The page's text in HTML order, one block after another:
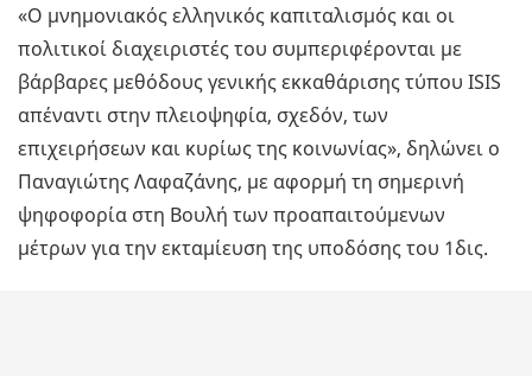
«Ο μνημονιακός ελληνικός καπιταλισμός και οι
πολιτικοί διαχειριστές του συμπεριφέρονται με
βάρβαρες μεθόδους γενικής εκκαθάρισης τύπου ISIS
απέναντι στην πλειοψηφία, σχεδόν, των
επιχειρήσεων και κυρίως της κοινωνίας», δηλώνει ο
Παναγιώτης Λαφαζάνης, με αφορμή τη σημερινή
ψηφοφορία στη Βουλή των προαπαιτούμενων
μέτρων για την εκταμίευση της υποδόσης του 1δις.